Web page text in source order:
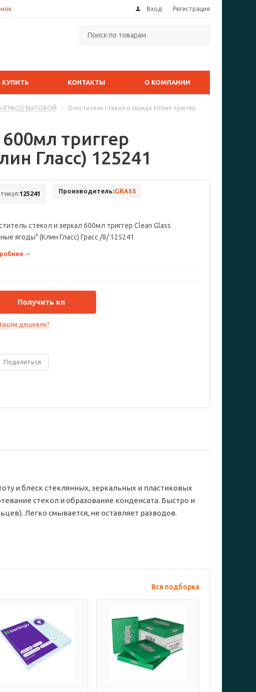
Вход Регистрация
КУПИТЬ КОНТАКТЫ О КОМПАНИИ
(ГРАСС) БЫТОВОЙ -
Очиститель стекол и зеркал 600мл триггер
триггер
Гласс) 125241
125241 Производитель:GRASS
стекол и зеркал 600мл триггер Clean Glass
ягоды" (Клин Гласс) Грасс /8/ 125241
Получить кп
дешевле?
Поделиться
и блеск стеклянных, зеркальных и пластиковых
стекол и образование конденсата. Быстро и
Легко смывается, не оставляет разводов.
Вся подборка